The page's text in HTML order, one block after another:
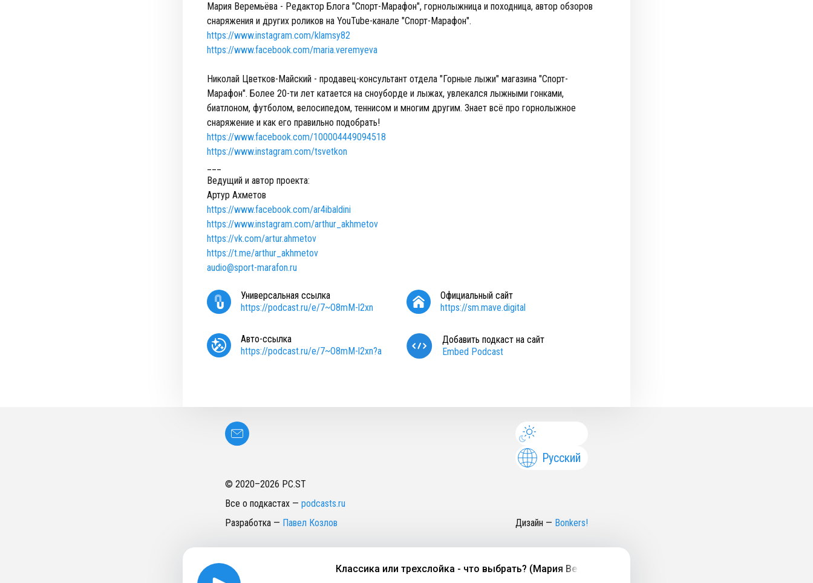
Мария Веремьёва - Редактор Блога "Спорт-Марафон", горнолыжница и походница, автор обзоров
снаряжения и других роликов на YouTube-канале "Спорт-Марафон".
https://www.instagram.com/klamsy82
https://www.facebook.com/maria.veremyeva
Николай Цветков-Майский - продавец-консультант отдела "Горные лыжи" магазина "Спорт-
Марафон". Более 20-ти лет катается на сноуборде и лыжах, увлекался лыжными гонками,
биатлоном, футболом, велосипедом, теннисом и многим другим. Знает всё про горнолыжное
снаряжение и как его правильно подобрать!
https://www.facebook.com/100004449094518
https://www.instagram.com/tsvetkon
Ведущий и автор проекта:
Артур Ахметов
https://www.facebook.com/ar4ibaldini
https://www.instagram.com/arthur_akhmetov
https://vk.com/artur.ahmetov
https://t.me/arthur_akhmetov
audio@sport-marafon.ru
Универсальная ссылка
https://podcast.ru/e/7~O8mM-l2xn
Официальный сайт
https://sm.mave.digital
Авто-ссылка
https://podcast.ru/e/7~O8mM-l2xn?a
Добавить подкаст на сайт
Embed Podcast
Русский
© 2020–2026 PC.ST
Все о подкастах — podcasts.ru
Разработка — Павел Козлов Дизайн — Bonkers!
Классика или трехслойка - что выбрать? (Мария Веремьёва, Николай Цветков-Майский) | s21e36